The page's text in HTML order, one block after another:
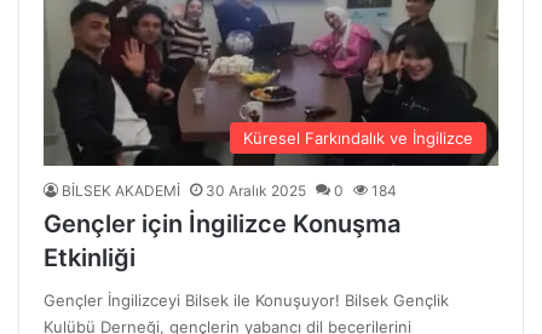
Küresel Farkındalık ve İngilizce
BİLSEK AKADEMİ 30 Aralık 2025 0 184
Gençler için İngilizce Konuşma
Etkinliği
Gençler İngilizceyi Bilsek ile Konuşuyor! Bilsek Gençlik
Kulübü Derneği, gençlerin yabancı dil becerilerini